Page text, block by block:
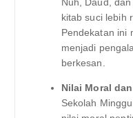
Nuh, Daud,
kitab suci lebih
Pendekatan ini
menjadi
berkesan.
Nilai Moral
Sekolah